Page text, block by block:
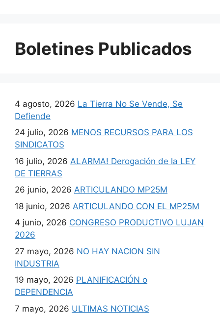
Boletines Publicados
4 agosto, 2026 La Tierra No Se Vende, Se
Defiende
24 julio, 2026 MENOS RECURSOS PARA LOS
SINDICATOS
16 julio, 2026 ALARMA! Derogación de la LEY
DE TIERRAS
26 junio, 2026 ARTICULANDO MP25M
18 junio, 2026 ARTICULANDO CON EL MP25M
4 junio, 2026 CONGRESO PRODUCTIVO LUJAN
2026
27 mayo, 2026 NO HAY NACION SIN
INDUSTRIA
19 mayo, 2026 PLANIFICACIÓN o
DEPENDENCIA
7 mayo, 2026 ULTIMAS NOTICIAS